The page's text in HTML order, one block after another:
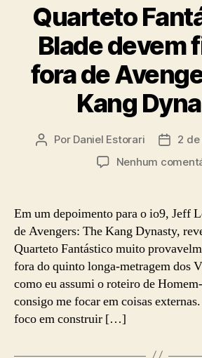
Quarteto
Blade devem
fora de
Kang
Autor
Por Daniel Estorari
Data
2
Nenhum
Em um depoimento para o io9, Jeff
de Avengers: The Kang Dynasty,
Quarteto Fantástico muito
fora do quinto longa-metragem dos
como eu assumi o roteiro de
consigo me focar em coisas
foco em construir […]